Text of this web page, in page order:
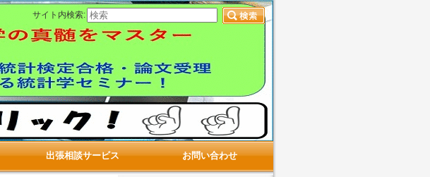
出張相談サービス お問い合わせ
サイト内検索: